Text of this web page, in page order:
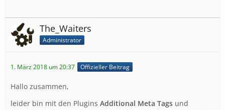
The_Waiters
Administrator
1. März 2018 um 20:37 Offizieller Beitrag
Hallo zusammen,
leider bin mit den Plugins Additional Meta Tags und